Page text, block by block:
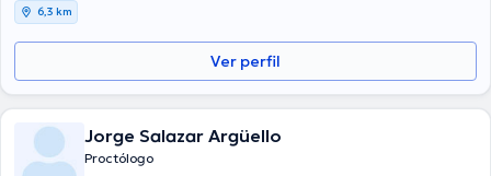
6,3 km
Ver perfil
Jorge Salazar Argüello
Proctólogo